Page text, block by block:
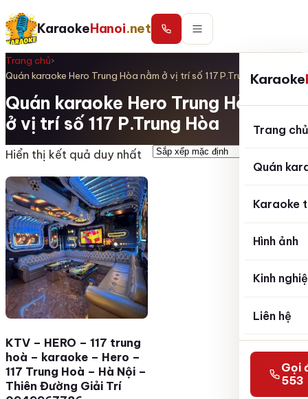
KaraokeHanoi.net
Karaoke
Trang chủ
Quán
Karaoke
Hình ảnh
Kinh
Liên hệ
Gọi
553
Trang chủ›
Quán karaoke Hero Trung Hòa nằm ở vị trí số 117 P.Trung Hòa
Quán karaoke Hero Trung Hòa nằm
ở vị trí số 117 P.Trung Hòa
Hiển thị kết quả duy nhất
KTV – HERO – 117 trung
hoà – karaoke – Hero –
117 Trung Hoà – Hà Nội –
Thiên Đường Giải Trí